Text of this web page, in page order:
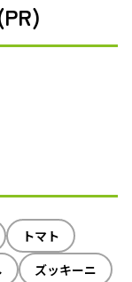
トマト
ズッキーニ